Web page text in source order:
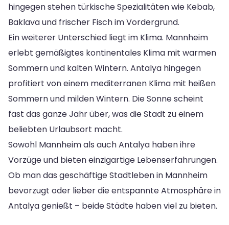
hingegen stehen türkische Spezialitäten wie Kebab,
Baklava und frischer Fisch im Vordergrund.
Ein weiterer Unterschied liegt im Klima. Mannheim
erlebt gemäßigtes kontinentales Klima mit warmen
Sommern und kalten Wintern. Antalya hingegen
profitiert von einem mediterranen Klima mit heißen
Sommern und milden Wintern. Die Sonne scheint
fast das ganze Jahr über, was die Stadt zu einem
beliebten Urlaubsort macht.
Sowohl Mannheim als auch Antalya haben ihre
Vorzüge und bieten einzigartige Lebenserfahrungen.
Ob man das geschäftige Stadtleben in Mannheim
bevorzugt oder lieber die entspannte Atmosphäre in
Antalya genießt – beide Städte haben viel zu bieten.